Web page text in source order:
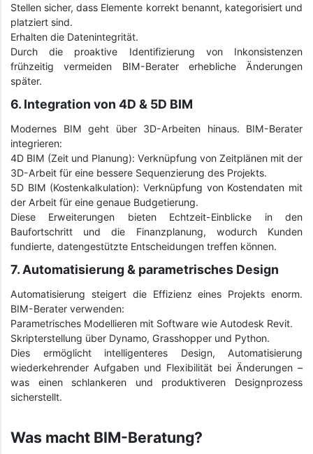
Stellen sicher, dass Elemente korrekt benannt, kategorisiert und
platziert sind.
Erhalten die Datenintegrität.
Durch die proaktive Identifizierung von Inkonsistenzen
frühzeitig vermeiden BIM-Berater erhebliche Änderungen
später.
6. Integration von 4D & 5D BIM
Modernes BIM geht über 3D-Arbeiten hinaus. BIM-Berater
integrieren:
4D BIM (Zeit und Planung): Verknüpfung von Zeitplänen mit der
3D-Arbeit für eine bessere Sequenzierung des Projekts.
5D BIM (Kostenkalkulation): Verknüpfung von Kostendaten mit
der Arbeit für eine genaue Budgetierung.
Diese Erweiterungen bieten Echtzeit-Einblicke in den
Baufortschritt und die Finanzplanung, wodurch Kunden
fundierte, datengestützte Entscheidungen treffen können.
7. Automatisierung & parametrisches Design
Automatisierung steigert die Effizienz eines Projekts enorm.
BIM-Berater verwenden:
Parametrisches Modellieren mit Software wie Autodesk Revit.
Skripterstellung über Dynamo, Grasshopper und Python.
Dies ermöglicht intelligenteres Design, Automatisierung
wiederkehrender Aufgaben und Flexibilität bei Änderungen –
was einen schlankeren und produktiveren Designprozess
sicherstellt.
Was macht BIM-Beratung?